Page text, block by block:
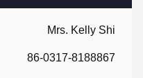
Mrs. Kelly Shi
86-0317-8188867